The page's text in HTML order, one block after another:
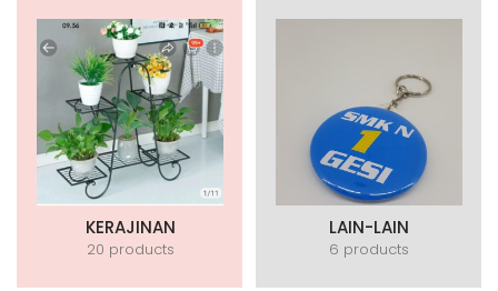
KERAJINAN
20 products
LAIN-LAIN
6 products